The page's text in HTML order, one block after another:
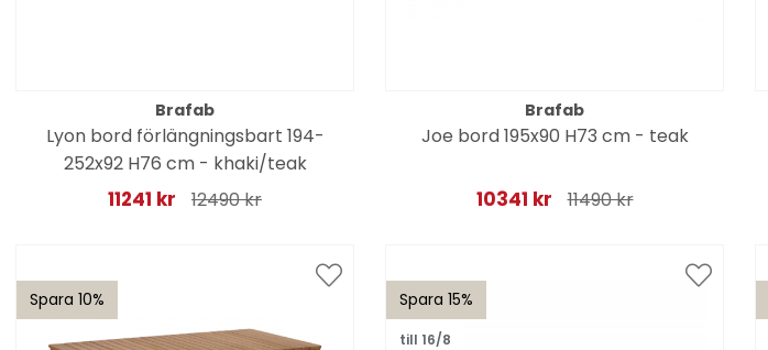
Brafab
Lyon bord förlängningsbart 194-
252x92 H76 cm - khaki/teak
11241 kr 12490 kr
Brafab
Joe bord 195x90 H73 cm - teak
10341 kr 11490 kr
Spara 10% Spara 15%
till 16/8